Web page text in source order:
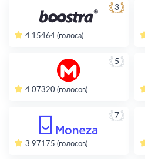
3
4.15464 (голоса)
5
4.07320 (голосов)
7
3.97175 (голосов)